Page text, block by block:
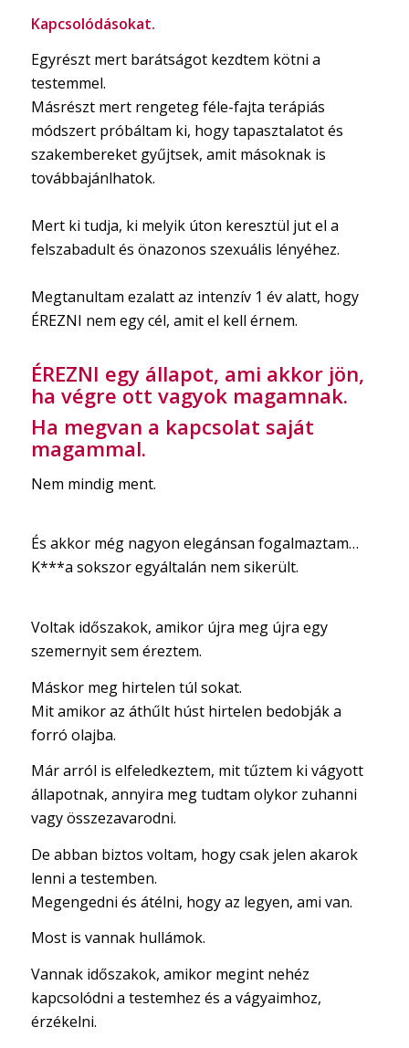
Kapcsolódásokat.
Egyrészt mert barátságot kezdtem kötni a
testemmel.
Másrészt mert rengeteg féle-fajta terápiás
módszert próbáltam ki, hogy tapasztalatot és
szakembereket gyűjtsek, amit másoknak is
továbbajánlhatok.
Mert ki tudja, ki melyik úton keresztül jut el a
felszabadult és önazonos szexuális lényéhez.
Megtanultam ezalatt az intenzív 1 év alatt, hogy
ÉREZNI nem egy cél, amit el kell érnem.
ÉREZNI egy állapot, ami akkor jön,
ha végre ott vagyok magamnak.
Ha megvan a kapcsolat saját
magammal.
Nem mindig ment.
És akkor még nagyon elegánsan fogalmaztam…
K***a sokszor egyáltalán nem sikerült.
Voltak időszakok, amikor újra meg újra egy
szemernyit sem éreztem.
Máskor meg hirtelen túl sokat.
Mit amikor az áthűlt húst hirtelen bedobják a
forró olajba.
Már arról is elfeledkeztem, mit tűztem ki vágyott
állapotnak, annyira meg tudtam olykor zuhanni
vagy összezavarodni.
De abban biztos voltam, hogy csak jelen akarok
lenni a testemben.
Megengedni és átélni, hogy az legyen, ami van.
Most is vannak hullámok.
Vannak időszakok, amikor megint nehéz
kapcsolódni a testemhez és a vágyaimhoz,
érzékelni.